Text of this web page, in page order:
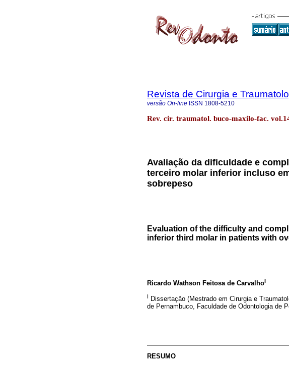
Revista de Cirurgia e
versão On-line ISSN 1808-5210
Rev. cir. traumatol. buco-maxilo-fac.
Avaliação da dificuldade e
terceiro molar inferior incluso
sobrepeso
Evaluation of the difficulty and
inferior third molar in patients with
Ricardo Wathson Feitosa de CarvalhoI
I Dissertação (Mestrado em Cirurgia e
de Pernambuco, Faculdade de Odontologia de
RESUMO